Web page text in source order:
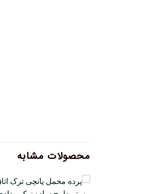
محصولات مشابه